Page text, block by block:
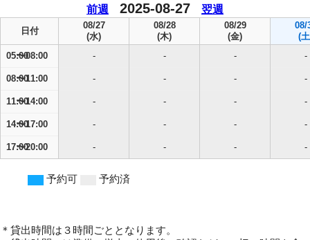
前週
2025-08-27 翌週
日付
08/27
(水)
08/28
(木)
08/29
(金)
08/
(
05:00
- - - -
08:00 - - - -
11:00 - - - -
14:00 - - - -
17:00 - - - -
予約可 予約済
＊貸出時間は３時間ごととなります。